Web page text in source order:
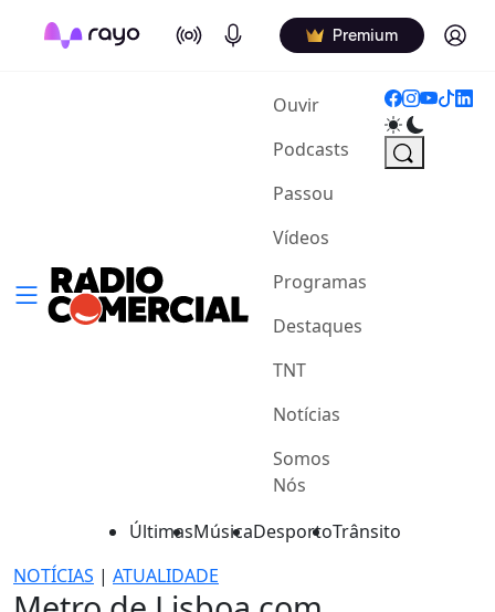
On Air Podcasts Premium Log in
Ouvir(current)
Podcasts
Passou
Vídeos
Programas
Destaques
TNT
Notícias
Somos
Nós
ÚltimasMúsicaDesportoTrânsito
NOTÍCIAS | ATUALIDADE